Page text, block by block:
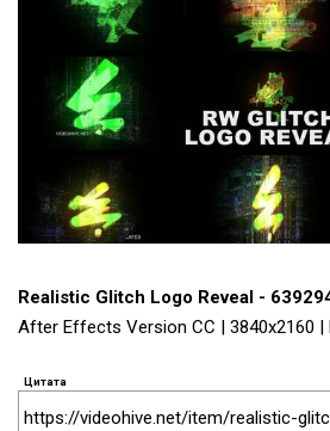
Realistic Glitch Logo Reveal -
After Effects Version CC | 3840x2160 |
Цитата
https://videohive.net/item/realistic-